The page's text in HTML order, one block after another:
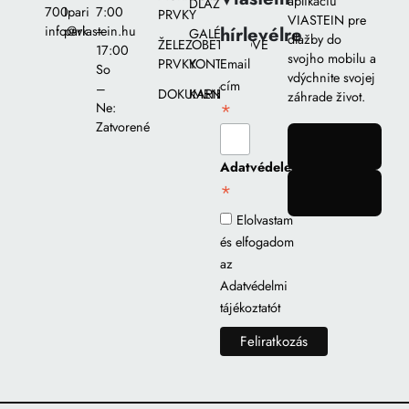
700
info@viastein.hu
Ipari
park
7:00
–
17:00
So
–
Ne:
Zatvorené
PRVKY
ŽELEZOBETÓNOVÉ
PRVKY
DOKUMENTY
DLAŽIEB
GALÉRIA
KONTAKT
KARIÉRA
hírlevélre
Email
cím
*
Adatvédelem
*
Elolvastam
és elfogadom
az
Adatvédelmi
tájékoztatót
VIASTEIN pre
dlažby do
svojho mobilu a
vdýchnite svojej
záhrade život.